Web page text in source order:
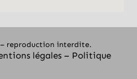
reproduction interdite.
légales – Politique